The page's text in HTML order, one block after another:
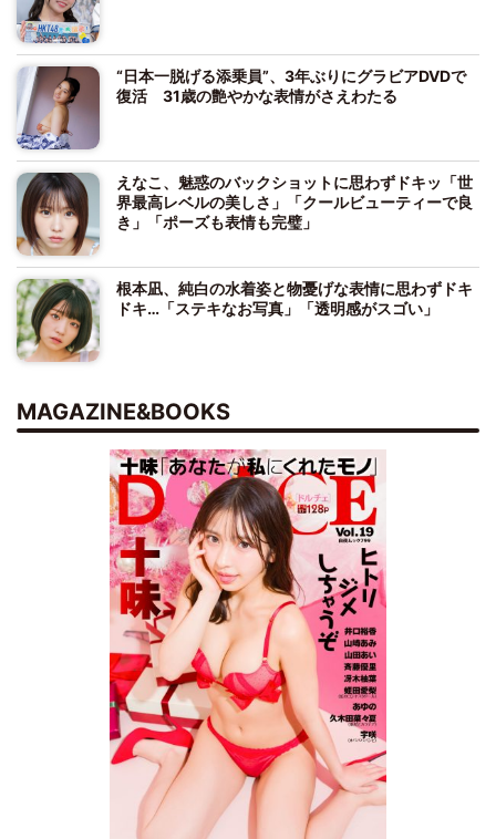
“日本一脱げる添乗員”、3年ぶりにグラビアDVDで
復活 31歳の艶やかな表情がさえわたる
えなこ、魅惑のバックショットに思わずドキッ「世
界最高レベルの美しさ」「クールビューティーで良
き」「ポーズも表情も完璧」
根本凪、純白の水着姿と物憂げな表情に思わずドキ
ドキ…「ステキなお写真」「透明感がスゴい」
MAGAZINE&BOOKS